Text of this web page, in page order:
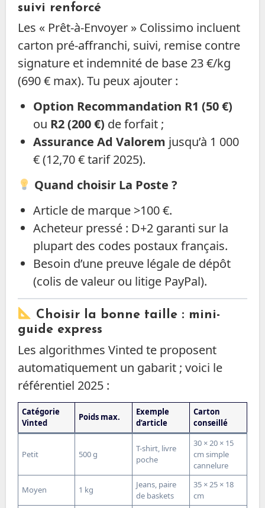
suivi renforcé
Les « Prêt-à-Envoyer » Colissimo incluent
carton pré-affranchi, suivi, remise contre
signature et indemnité de base 23 €/kg
(690 € max). Tu peux ajouter :
Option Recommandation R1 (50 €)
ou R2 (200 €) de forfait ;
Assurance Ad Valorem jusqu’à 1 000
€ (12,70 € tarif 2025).
Quand choisir La Poste ?
Article de marque >100 €.
Acheteur pressé : D+2 garanti sur la
plupart des codes postaux français.
Besoin d’une preuve légale de dépôt
(colis de valeur ou litige PayPal).
Choisir la bonne taille : mini-
guide express
Les algorithmes Vinted te proposent
automatiquement un gabarit ; voici le
référentiel 2025 :
Catégorie
Vinted
Poids max.
Exemple
d’article
Carton
conseillé
Petit 500 g
T-shirt, livre
poche
30 × 20 × 15
cm simple
cannelure
Moyen 1 kg
Jeans, paire
de baskets
35 × 25 × 18
cm